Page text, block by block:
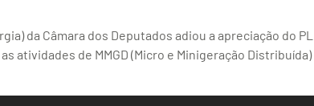
da Câmara dos Deputados adiou a apreciação do
de MMGD (Micro e Minigeração